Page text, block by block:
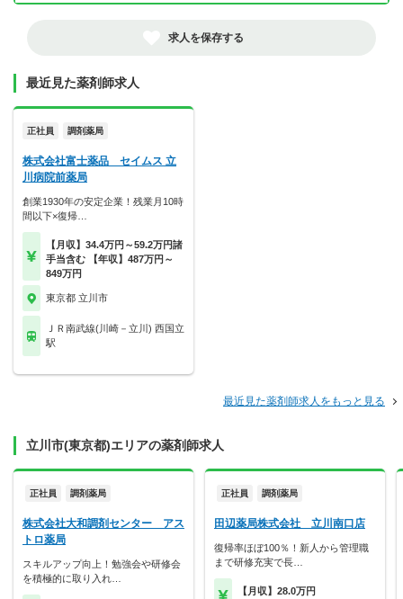
求人を保存する
最近見た薬剤師求人
正社員 調剤薬局
株式会社富士薬品 セイムス 立
川病院前薬局
創業1930年の安定企業！残業月10時
間以下×復帰…
【月収】34.4万円～59.2万円諸
手当含む 【年収】487万円～
849万円
東京都 立川市
ＪＲ南武線(川崎－立川) 西国立
駅
最近見た薬剤師求人をもっと見る
立川市(東京都)エリアの薬剤師求人
正社員 調剤薬局
株式会社大和調剤センター アス
トロ薬局
スキルアップ向上！勉強会や研修会
を積極的に取り入れ…
正社員 調剤薬局
田辺薬局株式会社 立川南口店
復帰率ほぼ100％！新人から管理職
まで研修充実で長…
【月収】28.0万円